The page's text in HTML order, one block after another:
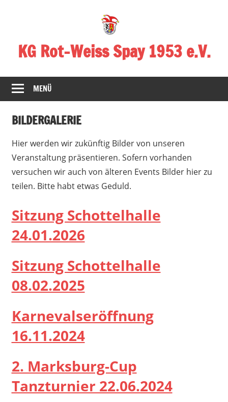
KG Rot-Weiss Spay 1953 e.V.
in
Spay!
MENÜ
BILDERGALERIE
Hier werden wir zukünftig Bilder von unseren
Veranstaltung präsentieren. Sofern vorhanden
versuchen wir auch von älteren Events Bilder hier zu
teilen. Bitte habt etwas Geduld.
Sitzung Schottelhalle
24.01.2026
Sitzung Schottelhalle
08.02.2025
Karnevalseröffnung
16.11.2024
2. Marksburg-Cup
Tanzturnier 22.06.2024